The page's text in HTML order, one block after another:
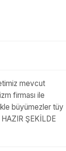
mevcut
firması ile
büyümezler tüy
ŞEKİLDE